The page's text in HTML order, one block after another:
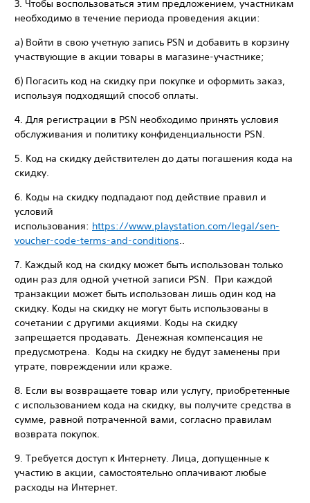
3. Чтобы воспользоваться этим предложением, участникам
необходимо в течение периода проведения акции:
а) Войти в свою учетную запись PSN и добавить в корзину
участвующие в акции товары в магазине-участнике;
б) Погасить код на скидку при покупке и оформить заказ,
используя подходящий способ оплаты.
4. Для регистрации в PSN необходимо принять условия
обслуживания и политику конфиденциальности PSN.
5. Код на скидку действителен до даты погашения кода на
скидку.
6. Коды на скидку подпадают под действие правил и
условий
использования: https://www.playstation.com/legal/sen-
voucher-code-terms-and-conditions..
7. Каждый код на скидку может быть использован только
один раз для одной учетной записи PSN. При каждой
транзакции может быть использован лишь один код на
скидку. Коды на скидку не могут быть использованы в
сочетании с другими акциями. Коды на скидку
запрещается продавать. Денежная компенсация не
предусмотрена. Коды на скидку не будут заменены при
утрате, повреждении или краже.
8. Если вы возвращаете товар или услугу, приобретенные
с использованием кода на скидку, вы получите средства в
сумме, равной потраченной вами, согласно правилам
возврата покупок.
9. Требуется доступ к Интернету. Лица, допущенные к
участию в акции, самостоятельно оплачивают любые
расходы на Интернет.